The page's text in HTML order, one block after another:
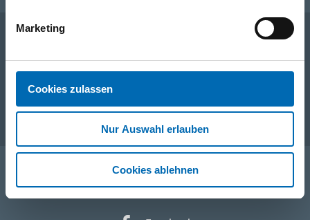
Marketing
Cookies zulassen
Nur Auswahl erlauben
Cookies ablehnen
Unternehmen
Service
Folgen Sie uns